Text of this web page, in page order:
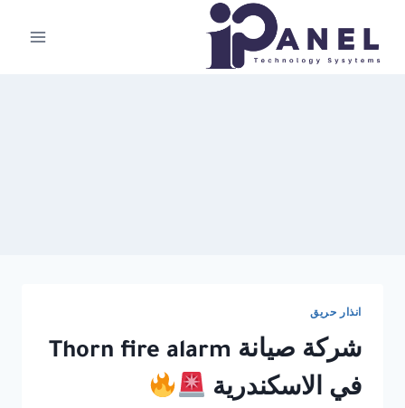
المحتوى
انذار حريق
شركة صيانة Thorn fire alarm
في الاسكندرية